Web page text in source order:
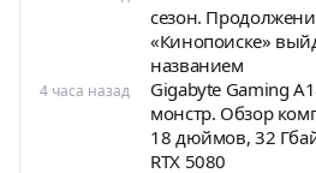
сезон.
«Кинопоиске»
названием
4 часа назад
Gigabyte Gaming
монстр. Обзор
18 дюймов, 32
RTX 5080